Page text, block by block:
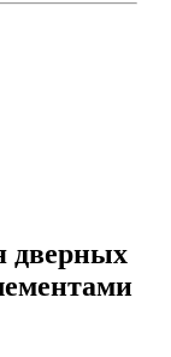
дверных